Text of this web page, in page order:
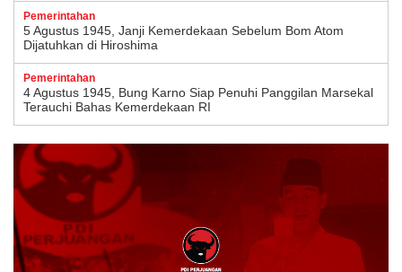
Pemerintahan
5 Agustus 1945, Janji Kemerdekaan Sebelum Bom Atom
Dijatuhkan di Hiroshima
Pemerintahan
4 Agustus 1945, Bung Karno Siap Penuhi Panggilan Marsekal
Terauchi Bahas Kemerdekaan RI